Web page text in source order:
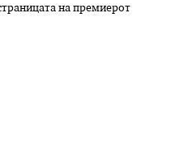
на премиерот